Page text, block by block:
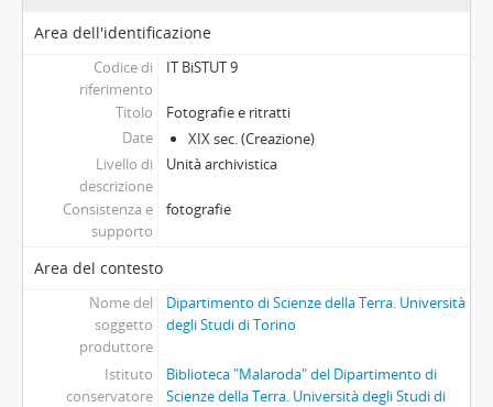
Area dell'identificazione
Codice di
riferimento
IT BiSTUT 9
Titolo
Fotografie e ritratti
Date
XIX sec. (Creazione)
Livello di
descrizione
Unità archivistica
Consistenza e
supporto
fotografie
Area del contesto
Nome del
soggetto
produttore
Dipartimento di Scienze della Terra. Università
degli Studi di Torino
Istituto
conservatore
Biblioteca "Malaroda" del Dipartimento di
Scienze della Terra. Università degli Studi di